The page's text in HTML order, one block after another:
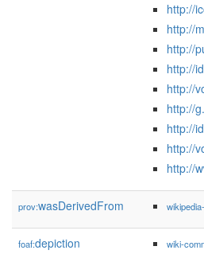
http://
http://
http://
http://
http://
http://
http://
http://
http://
prov:wasDerivedFrom
foaf:depiction wiki-